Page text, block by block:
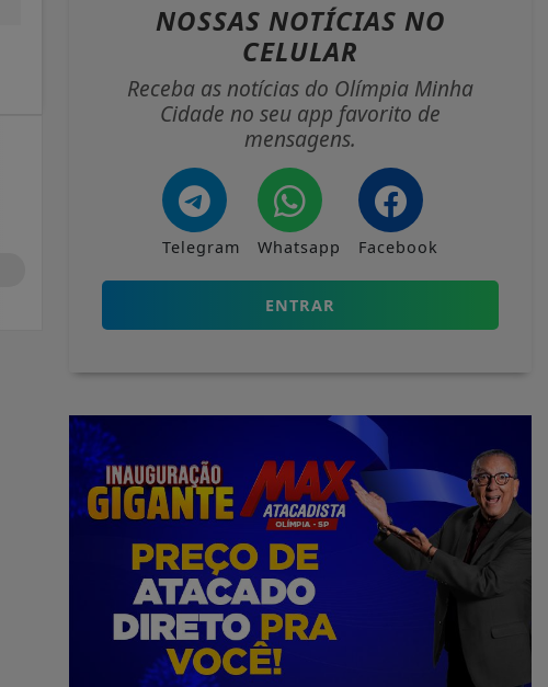
NOSSAS NOTÍCIAS NO
CELULAR
Receba as notícias do Olímpia Minha
Cidade no seu app favorito de
mensagens.
Telegram Whatsapp Facebook
ENTRAR